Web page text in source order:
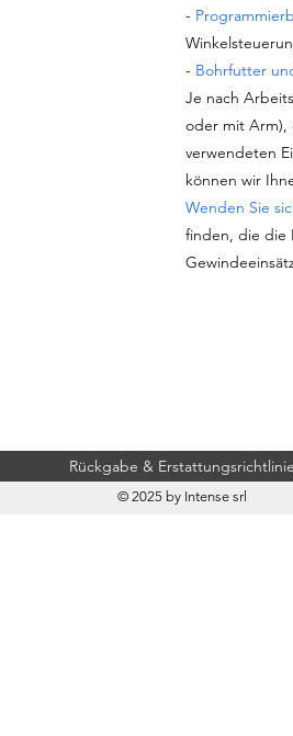
-
- Bohrfutter
Je nach
oder mit Arm),
verwendeten
können wir
Wenden Sie
finden, die die
TLC-02C-0172, undefined
Rückgabe & Erstattungsrichtlinie
© 2025 by Intense srl